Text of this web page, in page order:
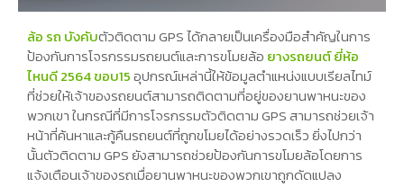
ล้อ รถ บังคับตัวติดตาม GPS ได้กลายเป็นเครื่องมือสำคัญในการ
ป้องกันการโจรกรรมรถยนต์และการขโมยล้อ ยางรถยนต์ ยี่ห้อ
ไหนดี 2564 ขอบ15อุปกรณ์เหล่านี้ให้ข้อมูลตำแหน่งแบบเรียลไทม์
ที่ช่วยให้เจ้าของรถยนต์สามารถติดตามที่อยู่ของยานพาหนะของ
พวกเขา ในกรณีที่มีการโจรกรรมตัวติดตาม GPS สามารถช่วยเจ้า
หน้าที่ค้นหาและกู้คืนรถยนต์ที่ถูกขโมยได้อย่างรวดเร็ว ยิ่งไปกว่า
นั้นตัวติดตาม GPS ยังสามารถช่วยป้องกันการขโมยล้อโดยการ
แจ้งเตือนเจ้าของรถเมื่อยานพาหนะของพวกเขาถูกดัดแปลง